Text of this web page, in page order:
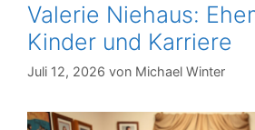
Valerie Niehaus:
Kinder und Karriere
Juli 12, 2026 von Michael Winter